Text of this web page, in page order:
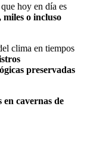
hoy en día es
miles o incluso
clima en tiempos
preservadas
en cavernas de